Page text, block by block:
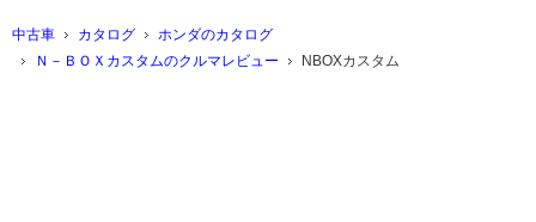
中古車 カタログ
ホンダのカタログ
Ｎ－ＢＯＸカスタムのクルマレビュー
NBOXカスタム